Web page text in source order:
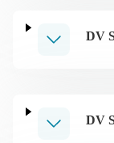
DV
DV